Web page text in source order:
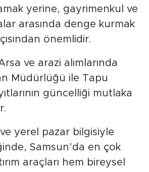
yerine, gayrimenkul ve
arasında denge kurmak
önemlidir.
ve arazi alımlarında
Müdürlüğü ile Tapu
güncelliği mutlaka
yerel pazar bilgisiyle
Samsun’da en çok
araçları hem bireysel